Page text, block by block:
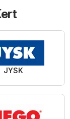
JYSK